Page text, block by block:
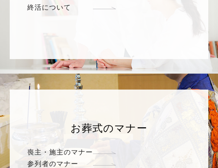
終活について
お葬式のマナー
喪主・施主のマナー
参列者のマナー